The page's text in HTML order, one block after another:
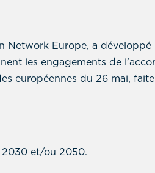
Network Europe, a
les engagements de
européennes du 26 mai,
2030 et/ou 2050.